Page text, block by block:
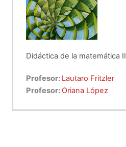
Didáctica de la matemática II
Profesor: Lautaro Fritzler
Profesor: Oriana López